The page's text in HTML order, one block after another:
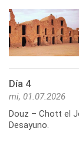
Día 4
mi, 01.07.2026
Douz – Chott el
Desayuno.